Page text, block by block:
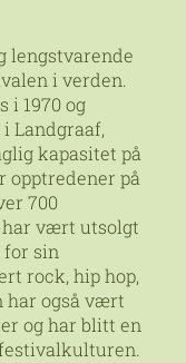
lengstvarende
i verden.
i 1970 og
Landgraaf,
kapasitet på
opptredener på
700
vært utsolgt
for sin
rock, hip hop,
har også vært
og har blitt en